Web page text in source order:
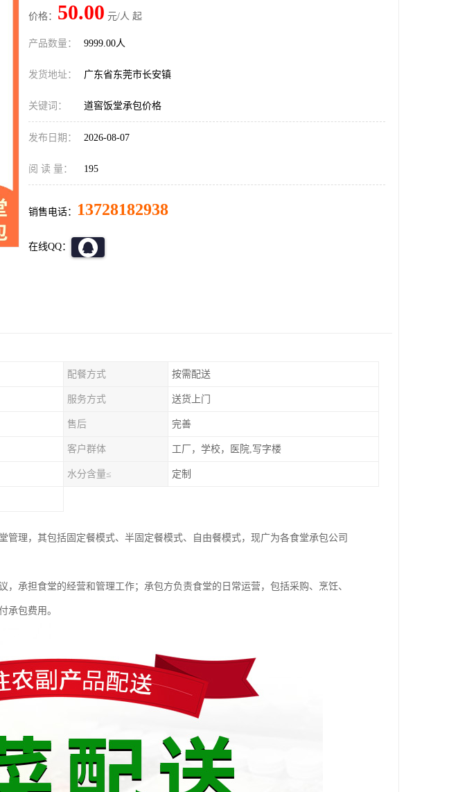
价格： 50.00 元/人 起
产品数量： 9999.00人
发货地址： 广东省东莞市长安镇
关键词： 道窖饭堂承包价格
发布日期： 2026-08-07
阅 读 量： 195
销售电话： 13728182938
在线QQ：
配餐方式 按需配送
服务方式 送货上门
售后 完善
客户群体 工厂，学校，医院,写字楼
水分含量≤ 定制
管理，其包括固定餐模式、半固定餐模式、自由餐模式，现广为各食堂承包公司
承担食堂的经营和管理工作；承包方负责食堂的日常运营，包括采购、烹饪、
承包费用。